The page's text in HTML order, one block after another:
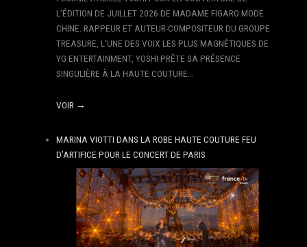
L’ÉDITION DE JUILLET 2026 DE MADAME FIGARO MODE
CHINE. RAPPEUR ET AUTEUR-COMPOSITEUR DU GROUPE
TREASURE, L’UNE DES VOIX LES PLUS MAGNÉTIQUES DE
YG ENTERTAINMENT, YOSHI PRÊTE SA PRÉSENCE
SINGULIÈRE À LA HAUTE COUTURE…
VOIR →
MARINA VIOTTI DANS LA ROBE HAUTE COUTURE FEU
D’ARTIFICE POUR LE CONCERT DE PARIS